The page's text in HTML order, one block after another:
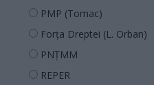
PMP (Tomac)
Forța Dreptei (L. Orban)
PNȚMM
REPER